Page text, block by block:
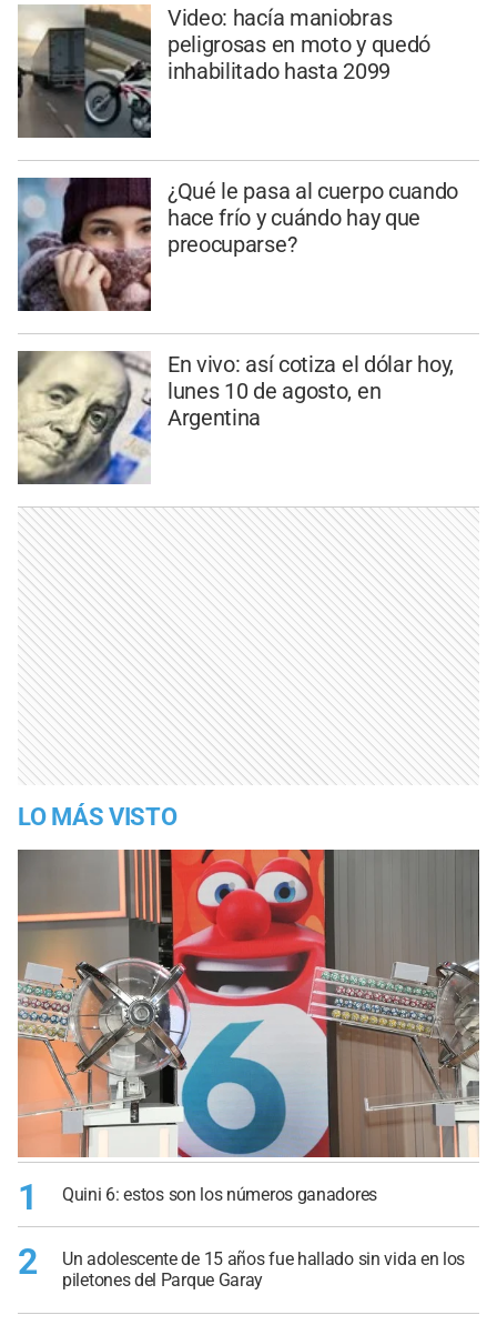
Video: hacía maniobras
peligrosas en moto y quedó
inhabilitado hasta 2099
¿Qué le pasa al cuerpo cuando
hace frío y cuándo hay que
preocuparse?
En vivo: así cotiza el dólar hoy,
lunes 10 de agosto, en
Argentina
LO MÁS VISTO
1 Quini 6: estos son los números ganadores
2
Un adolescente de 15 años fue hallado sin vida en los
piletones del Parque Garay